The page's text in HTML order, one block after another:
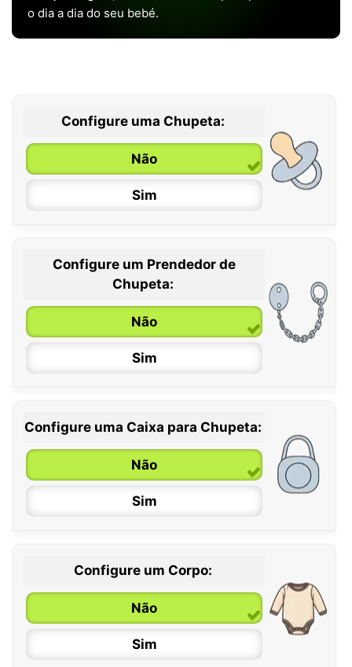
o dia a dia do seu bebé.
Configure uma Chupeta:
Não
Sim
0 / 6 meses
6 / 36 meses
Configure um Prendedor de
Chupeta:
Não
Sim
Configure uma Caixa para Chupeta:
Não
Sim
Configure um Corpo:
Não
Sim